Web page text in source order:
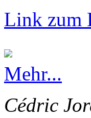
Link zum
Mehr...
Cédric